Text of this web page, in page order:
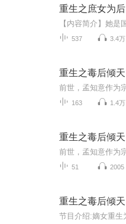
重生之庶女为后
537 3.4万
重生之毒后倾天
163 1.4万
重生之毒后倾天
51 2005
重生之毒后倾天